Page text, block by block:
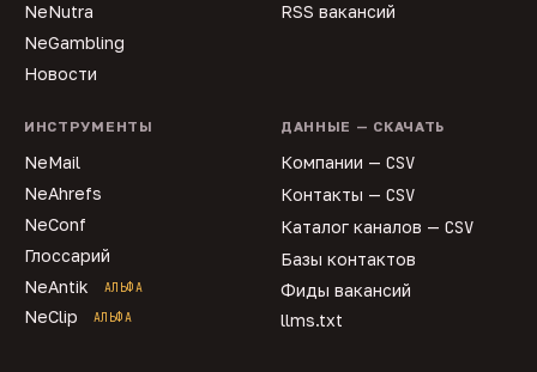
NeNutra
NeGambling
Новости
RSS вакансий
ИНСТРУМЕНТЫ
NeMail
NeAhrefs
NeConf
Глоссарий
NeAntik
АЛЬФА
NeClip АЛЬФА
ДАННЫЕ — СКАЧАТЬ
Компании — CSV
Контакты — CSV
Каталог каналов — CSV
Базы контактов
Фиды вакансий
llms.txt